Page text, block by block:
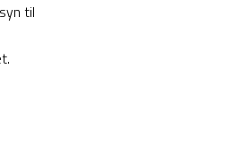
til